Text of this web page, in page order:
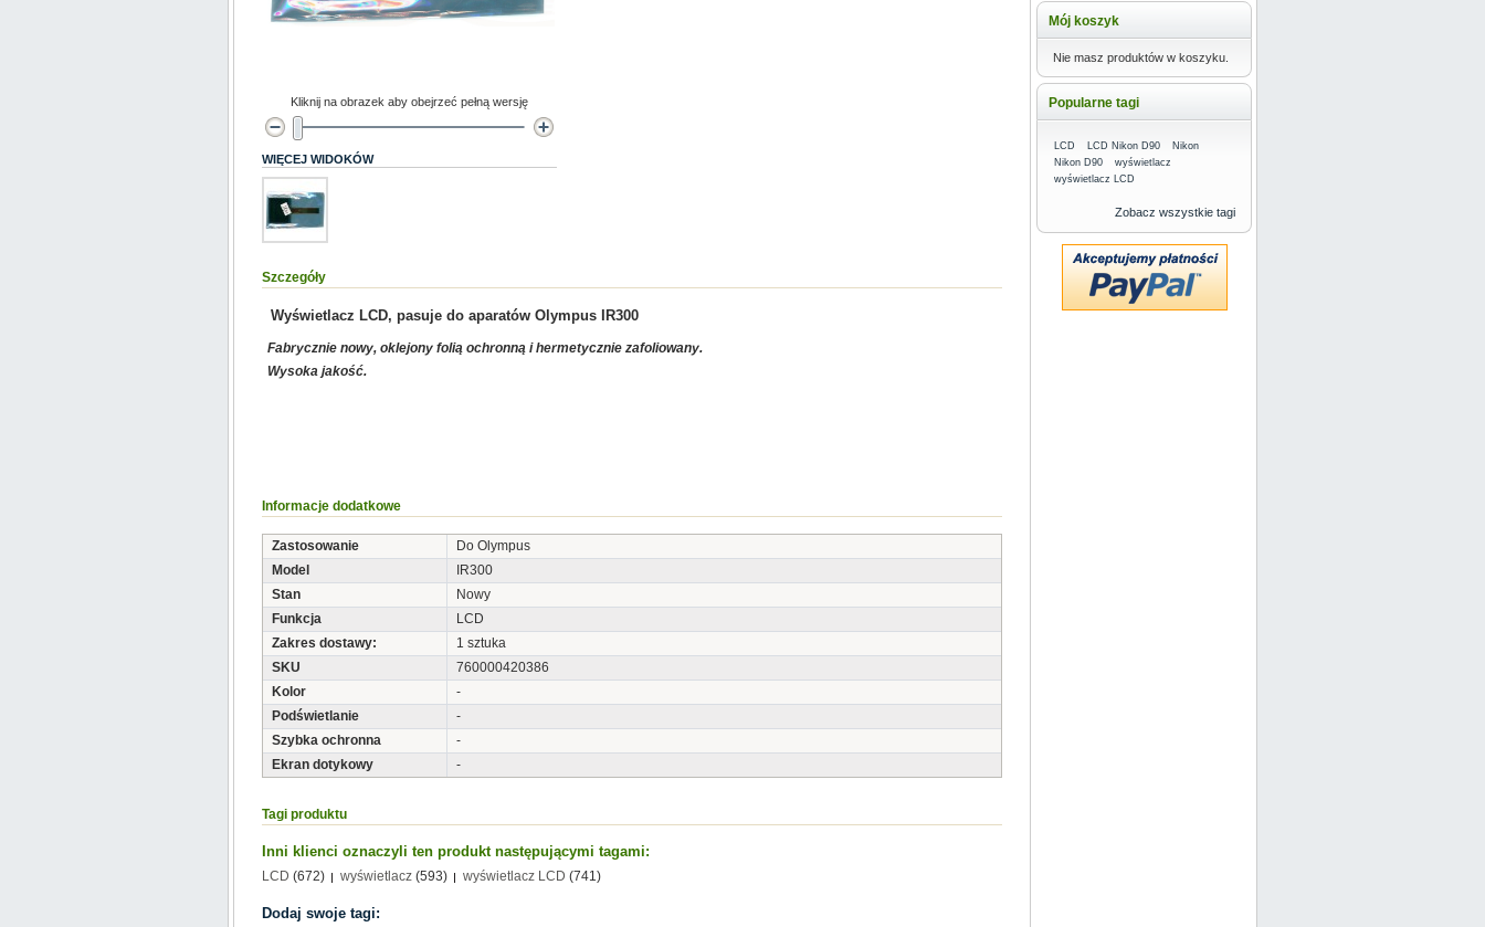
Kliknij na obrazek aby obejrzeć pełną wersję
WIĘCEJ WIDOKÓW
Szczegóły
Wyświetlacz LCD, pasuje do aparatów Olympus IR300
Fabrycznie nowy, oklejony folią ochronną i hermetycznie zafoliowany.
Wysoka jakość.
Informacje dodatkowe
Zastosowanie
Do Olympus
Model
IR300
Stan
Nowy
Funkcja
LCD
Zakres dostawy:
1 sztuka
SKU
760000420386
Kolor
-
Podświetlanie
-
Szybka ochronna
-
Ekran dotykowy
-
Tagi produktu
Inni klienci oznaczyli ten produkt następującymi tagami:
LCD (672) wyświetlacz (593) wyświetlacz LCD (741)
Dodaj swoje tagi:
Mój koszyk
Nie masz produktów w koszyku.
Popularne tagi
LCD LCD Nikon D90
Nikon
Nikon D90
wyświetlacz
wyświetlacz LCD
Zobacz wszystkie tagi